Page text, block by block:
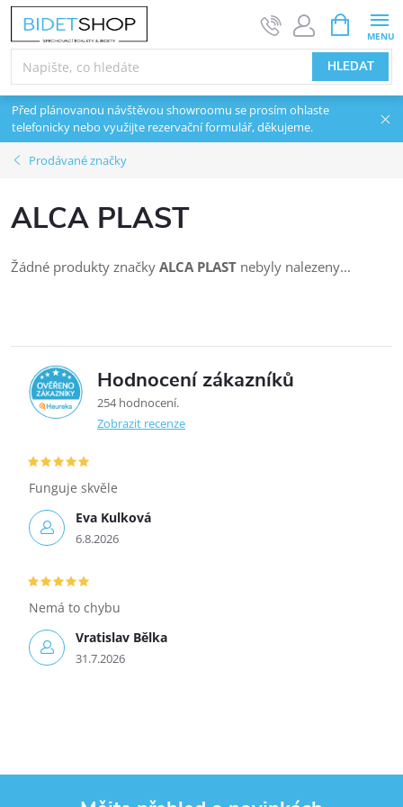
Přejít na obsah
HLEDAT
Před plánovanou návštěvou showroomu se prosím ohlaste
telefonicky nebo využijte rezervační formulář, děkujeme.
Prodávané značky
ALCA PLAST
Žádné produkty značky ALCA PLAST nebyly nalezeny...
5,0 Hodnocení zákazníků
254 hodnocení
Zobrazit recenze
Eva Kulková
6.8.2026
Funguje skvěle
Vratislav Bělka
31.7.2026
Nemá to chybu